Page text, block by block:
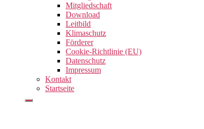
Mitgliedschaft
Download
Leitbild
Klimaschutz
Förderer
Cookie-Richtlinie (EU)
Datenschutz
Impressum
Kontakt
Startseite